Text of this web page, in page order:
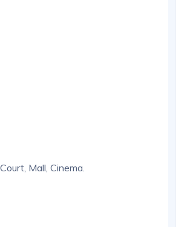
Mall, Cinema.